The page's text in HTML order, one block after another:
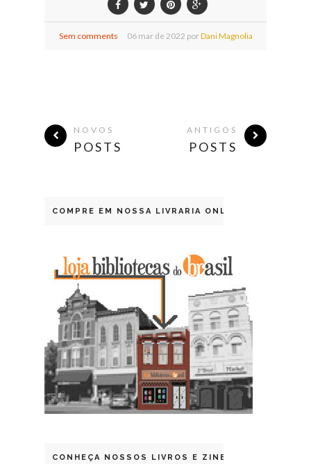
Sem comments 06 mar de2022 porDani Magnolia
NOVOS
POSTS
ANTIGOS
POSTS
COMPRE EM NOSSA LIVRARIA ONLINE
CONHEÇA NOSSOS LIVROS E ZINES